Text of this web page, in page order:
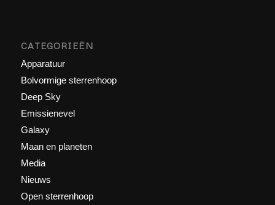
CATEGORIEËN
Apparatuur
Bolvormige sterrenhoop
Deep Sky
Emissienevel
Galaxy
Maan en planeten
Media
Nieuws
Open sterrenhoop